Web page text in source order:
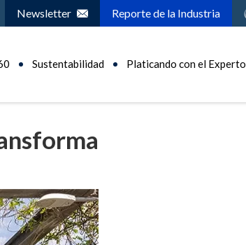
Newsletter Reporte de la Industria
Sustentabilidad Platicando con el Experto